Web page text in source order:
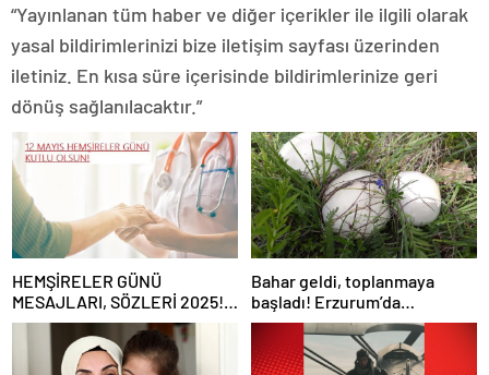
“Yayınlanan tüm haber ve diğer içerikler ile ilgili olarak
yasal bildirimlerinizi bize iletişim sayfası üzerinden
iletiniz. En kısa süre içerisinde bildirimlerinize geri
dönüş sağlanılacaktır.”
HEMŞİRELER GÜNÜ
MESAJLARI, SÖZLERİ 2025!
Sevgiliye, arkadaşa, eşe
anlamlı, resimli Hemşireler
Günü ile ilgili sözler…
Bahar geldi, toplanmaya
başladı! Erzurum’da
vatandaşlara zehirli mantar
uyarısı: Ölümcül olabilir